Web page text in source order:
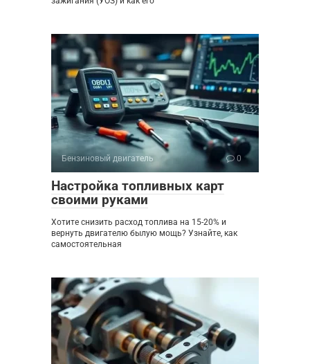
Бензиновый двигатель 0
Настройка топливных карт
своими руками
Хотите снизить расход топлива на 15-20% и
вернуть двигателю былую мощь? Узнайте, как
самостоятельная